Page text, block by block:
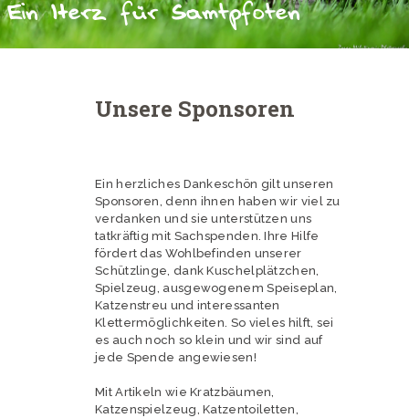
Ein Herz für Samtpfoten
Unsere Sponsoren
Ein herzliches Dankeschön gilt unseren
Sponsoren, denn ihnen haben wir viel zu
verdanken und sie unterstützen uns
tatkräftig mit Sachspenden. Ihre Hilfe
fördert das Wohlbefinden unserer
Schützlinge, dank Kuschelplätzchen,
Spielzeug, ausgewogenem Speiseplan,
Katzenstreu und interessanten
Klettermöglichkeiten. So vieles hilft, sei
es auch noch so klein und wir sind auf
jede Spende angewiesen!
Mit Artikeln wie Kratzbäumen,
Katzenspielzeug, Katzentoiletten,